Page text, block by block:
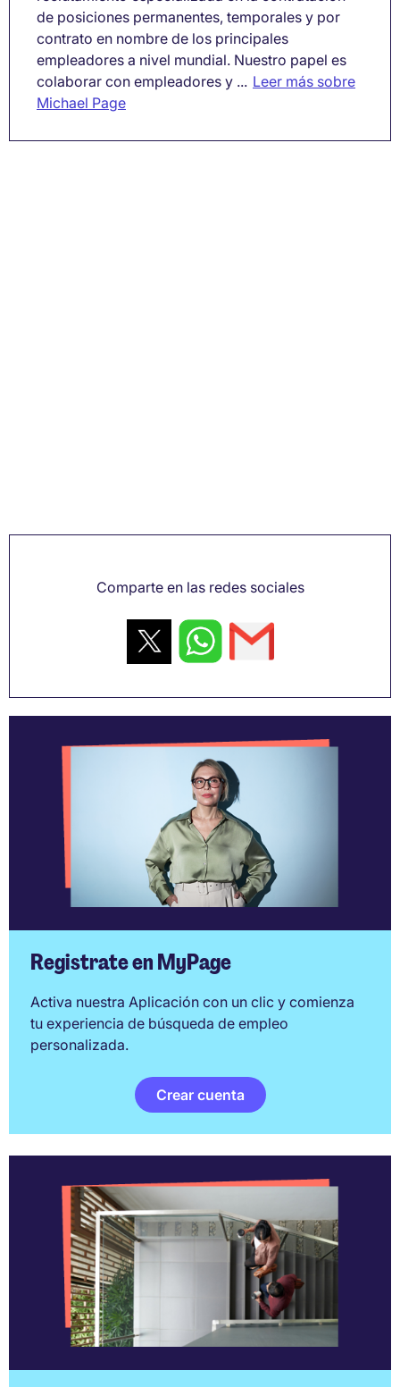
de posiciones permanentes, temporales y por
contrato en nombre de los principales
empleadores a nivel mundial. Nuestro papel es
colaborar con empleadores y ... Leer más sobre
Michael Page
Comparte en las redes sociales
Registrate en MyPage
Activa nuestra Aplicación con un clic y comienza
tu experiencia de búsqueda de empleo
personalizada.
Crear cuenta